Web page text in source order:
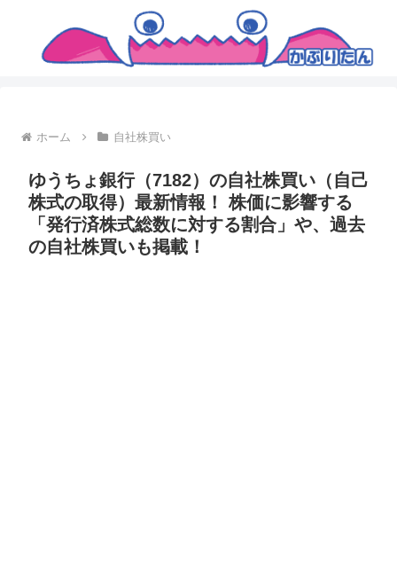
ホーム 自社株買い
ゆうちょ銀行（7182）の自社株買い（自己
株式の取得）最新情報！ 株価に影響する
「発行済株式総数に対する割合」や、過去
の自社株買いも掲載！